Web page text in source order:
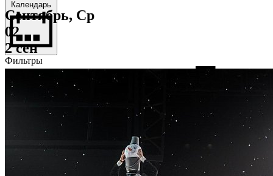
Календарь
Фильтры
Сентябрь, Ср
02
2 сен